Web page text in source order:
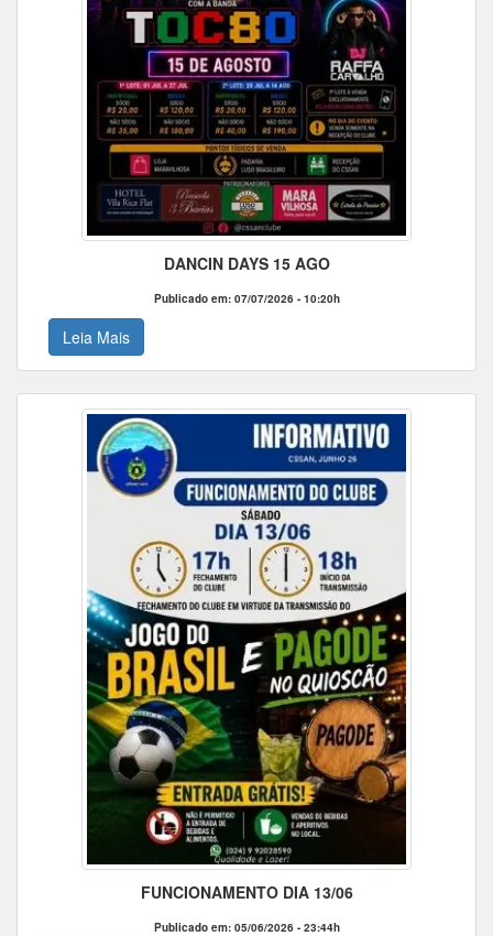
DANCIN DAYS 15 AGO
Publicado em: 07/07/2026 - 10:20h
Leia Mais
FUNCIONAMENTO DIA 13/06
Publicado em: 05/06/2026 - 23:44h